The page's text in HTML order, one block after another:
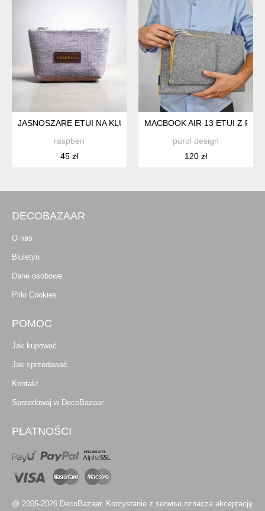
JASNOSZARE ETUI NA KLUCZE JODEŁKA
raspberi
45 zł
MACBOOK AIR 13 ETUI Z
purol design
120 zł
DECOBAZAAR
O nas
Biuletyn
Dane osobowe
Pliki Cookies
POMOC
Jak kupować
Jak sprzedawać
Kontakt
Sprzedawaj w DecoBazaar
PŁATNOŚCI
@ 2005-2026 DecoBazaar. Korzystanie z serwisu oznacza akceptację